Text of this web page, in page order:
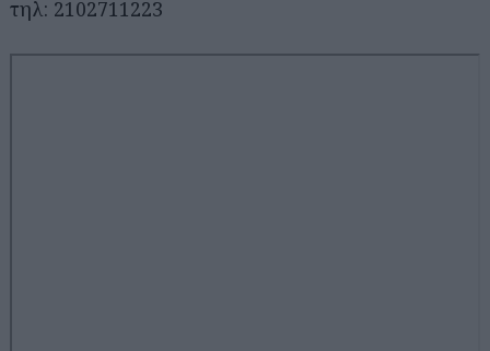
τηλ: 2102711223